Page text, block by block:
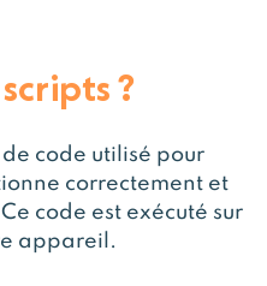
?
code utilisé pour
correctement et
code est exécuté sur
appareil.